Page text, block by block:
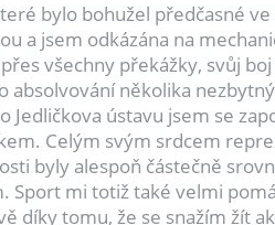
bylo bohužel předčasné
a jsem odkázána na
všechny překážky, svůj
několika
Jedličkova ústavu jsem se
Celým svým srdcem
byly alespoň částečně
Sport mi totiž také velmi
díky tomu, že se snažím žít